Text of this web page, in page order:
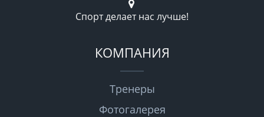
Спорт делает нас лучше!
КОМПАНИЯ
Тренеры
Фотогалерея